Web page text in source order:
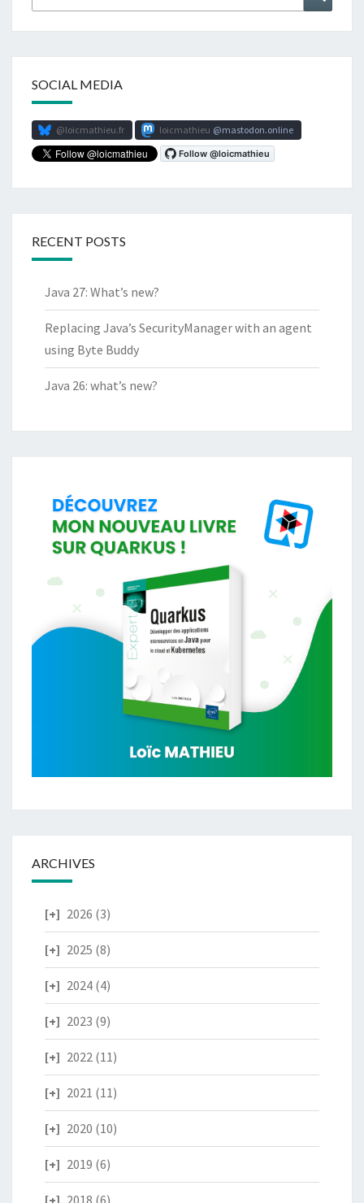
for:
SOCIAL MEDIA
@loicmathieu.fr loicmathieu mastodon.online
RECENT POSTS
Java 27: What’s new?
Replacing Java’s SecurityManager with an agent
using Byte Buddy
Java 26: what’s new?
ARCHIVES
2026 (3)
2025 (8)
2024 (4)
2023 (9)
2022 (11)
2021 (11)
2020 (10)
2019 (6)